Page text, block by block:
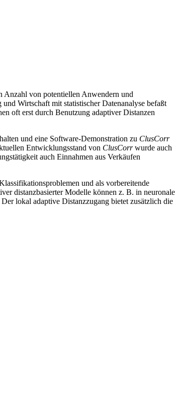
von potentiellen Anwendern und
Wirtschaft mit statistischer Datenanalyse befaßt
oft erst durch Benutzung adaptiver Distanzen
und eine Software-Demonstration zu ClusCorr
Entwicklungsstand von ClusCorrwurde auch
auch Einnahmen aus Verkäufen
und als vorbereitende
distanzbasierter Modelle können z. B. in neuronale
lokal adaptive Distanzzugang bietet zusätzlich die